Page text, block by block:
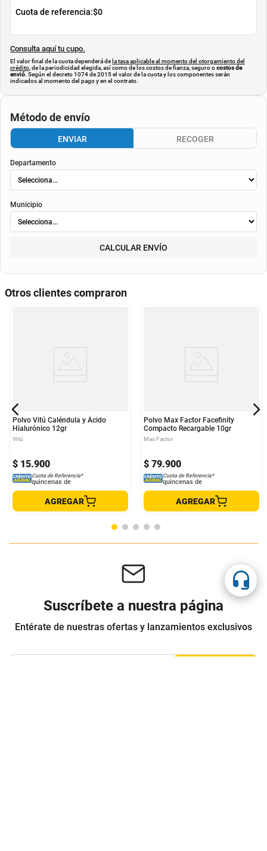
Cuota de referencia:$0
Consulta aquí tu cupo.
El valor final de la cuota dependerá de la tasa aplicable al momento del otorgamiento del
crédito , de la periodicidad elegida, así como de los costos de fianza, seguro ocostos de
envió. Según el decreto 1074 de 2015 el valor de la cuota y los componentes serán
indicados al momento del pago y en el contrato.
Método de envío
ENVIAR RECOGER
Departamento
Municipio
CALCULAR ENVÍO
Otros clientes compraron
Polvo Vitú Caléndula y Ácido
Hialurónico 12gr
Vitú
$ 15.900
Cuota de Referencia*
quincenas de
AGREGAR
Polvo Max Factor Facefinity
Compacto Recargable 10gr
Max Factor
$ 79.900
Cuota de Referencia*
quincenas de
AGREGAR
Suscríbete a nuestra página
Entérate de nuestras ofertas y lanzamientos exclusivos